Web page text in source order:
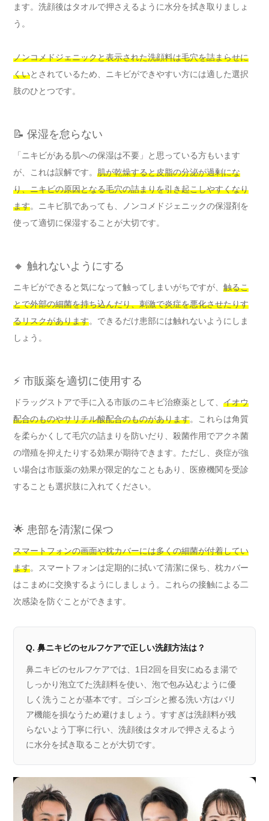
ます。洗顔後はタオルで押さえるように水分を拭き取りましょ
う。
ノンコメドジェニックと表示された洗顔料は毛穴を詰まらせに
くいとされているため、ニキビができやすい方には適した選択
肢のひとつです。
📝 保湿を怠らない
「ニキビがある肌への保湿は不要」と思っている方もいます
が、これは誤解です。 肌が乾燥すると皮脂の分泌が過剰にな
り、ニキビの原因となる毛穴の詰まりを引き起こしやすくなり
ます。ニキビ肌であっても、ノンコメドジェニックの保湿剤を
使って適切に保湿することが大切です。
🔸 触れないようにする
ニキビができると気になって触ってしまいがちですが、 触るこ
とで外部の細菌を持ち込んだり、刺激で炎症を悪化させたりす
るリスクがあります。できるだけ患部には触れないようにしま
しょう。
⚡ 市販薬を適切に使用する
ドラッグストアで手に入る市販のニキビ治療薬として、 イオウ
配合のものやサリチル酸配合のものがあります。これらは角質
を柔らかくして毛穴の詰まりを防いだり、殺菌作用でアクネ菌
の増殖を抑えたりする効果が期待できます。ただし、炎症が強
い場合は市販薬の効果が限定的なこともあり、医療機関を受診
することも選択肢に入れてください。
🌟 患部を清潔に保つ
スマートフォンの画面や枕カバーには多くの細菌が付着してい
ます。スマートフォンは定期的に拭いて清潔に保ち、枕カバー
はこまめに交換するようにしましょう。これらの接触による二
次感染を防ぐことができます。
Q. 鼻ニキビのセルフケアで正しい洗顔方法は？
鼻ニキビのセルフケアでは、1日2回を目安にぬるま湯で
しっかり泡立てた洗顔料を使い、泡で包み込むように優
しく洗うことが基本です。ゴシゴシと擦る洗い方はバリ
ア機能を損なうため避けましょう。すすぎは洗顔料が残
らないよう丁寧に行い、洗顔後はタオルで押さえるよう
に水分を拭き取ることが大切です。